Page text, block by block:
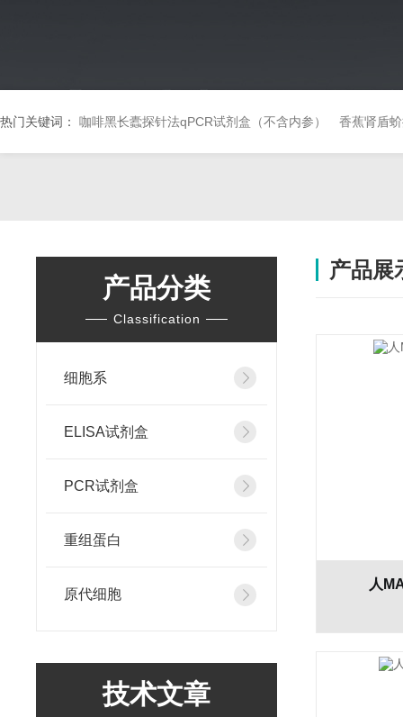
热门关键词： 咖啡黑长蠹探针法qPCR试剂盒（不含内参） 香蕉肾盾
产品分类
Classification
细胞系
ELISA试剂盒
PCR试剂盒
重组蛋白
原代细胞
技术文章
产品展
人